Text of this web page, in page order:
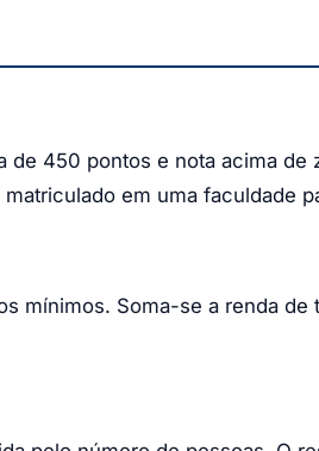
450 pontos e nota acima
em uma faculdade
mínimos. Soma-se a renda